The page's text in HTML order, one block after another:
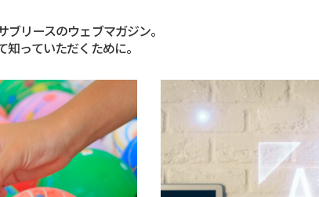
リースのウェブマガジン。
っていただくために。